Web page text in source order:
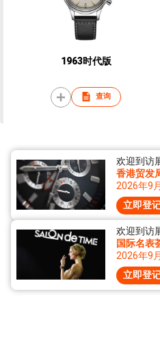
1963时代版
查询
欢迎到访
香港贸发
2026年9
立即登
欢迎到访
国际名表
2026年9
立即登